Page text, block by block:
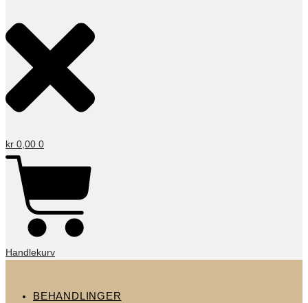
kr 0,00 0
Handlekurv
BEHANDLINGER